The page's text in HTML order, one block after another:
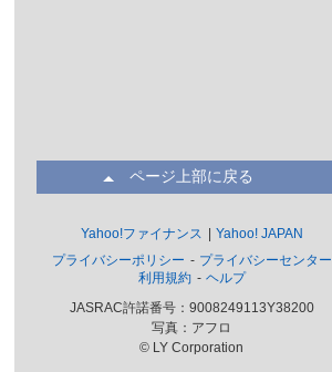
ページ上部に戻る
Yahoo!ファイナンス
Yahoo! JAPAN
プライバシーポリシー
プライバシーセンター
利用規約
ヘルプ
JASRAC許諾番号：9008249113Y38200
写真：アフロ
© LY Corporation